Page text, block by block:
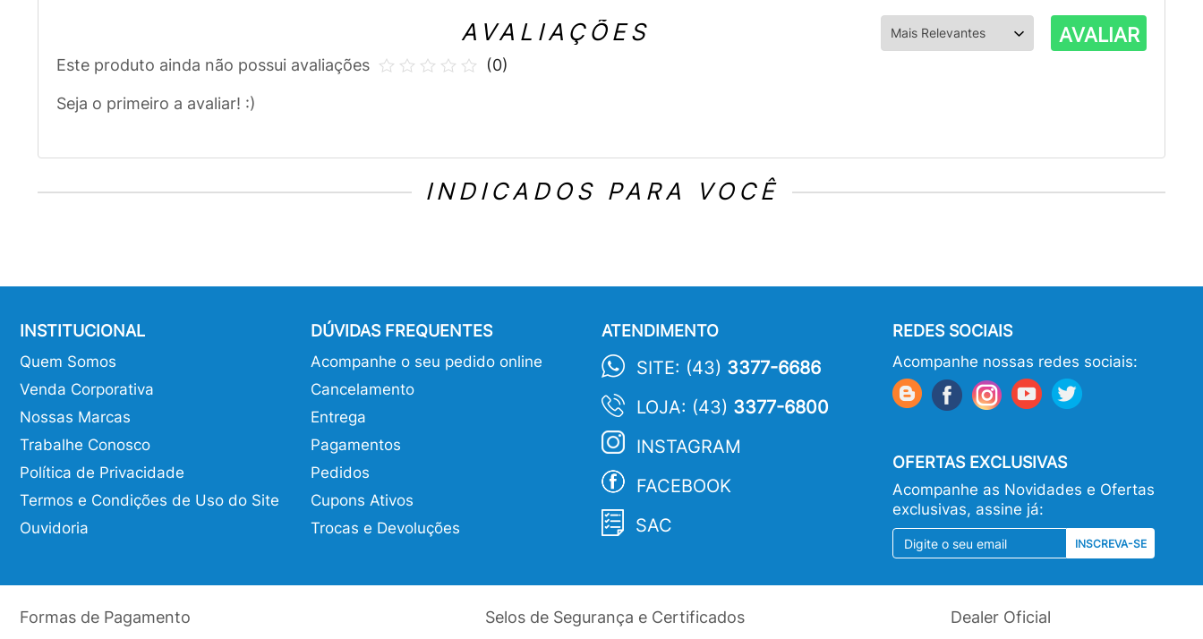
AVALIAÇÕES AVALIAR
Este produto ainda não possui avaliações
Seja o primeiro a avaliar! :)
(0)
INDICADOS PARA VOCÊ
INSTITUCIONAL
Quem Somos
Venda Corporativa
Nossas Marcas
Trabalhe Conosco
Política de Privacidade
Termos e Condições de Uso do Site
Ouvidoria
DÚVIDAS FREQUENTES
Acompanhe o seu pedido online
Cancelamento
Entrega
Pagamentos
Pedidos
Cupons Ativos
Trocas e Devoluções
ATENDIMENTO
SITE: (43) 3377-6686
LOJA: (43) 3377-6800
INSTAGRAM
FACEBOOK
SAC
REDES SOCIAIS
Acompanhe nossas redes sociais:
OFERTAS EXCLUSIVAS
Acompanhe as Novidades e Ofertas
exclusivas, assine já:
INSCREVA-SE
Formas de Pagamento Selos de Segurança e Certificados Dealer Oficial